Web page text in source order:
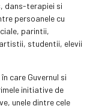
dans-terapiei si
persoanele cu
parintii,
studentii, elevii
care Guvernul si
initiative de
unele dintre cele